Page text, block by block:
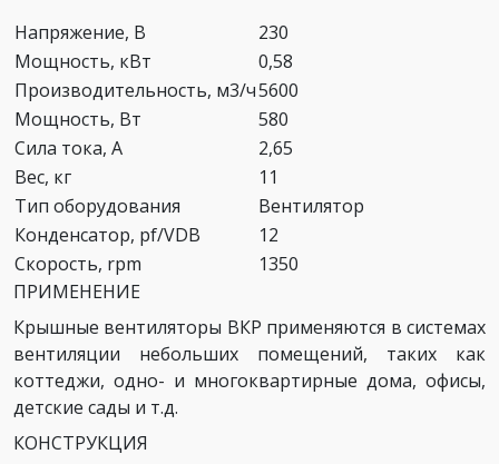
Напряжение, В
230
Мощность, кВт
0,58
Производительность, м3/ч5600
Мощность, Вт
580
Сила тока, А
2,65
Вес, кг
11
Тип оборудования
Вентилятор
Конденсатор, pf/VDB
12
Скорость, rpm
1350
ПРИМЕНЕНИЕ
Крышные вентиляторы ВКР применяются в системах
вентиляции небольших помещений, таких как
коттеджи, одно- и многоквартирные дома, офисы,
детские сады и т.д.
КОНСТРУКЦИЯ